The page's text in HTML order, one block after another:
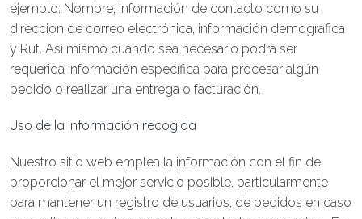
ejemplo: Nombre, información de contacto como su
dirección de correo electrónica, información demográfica
y Rut. Así mismo cuando sea necesario podrá ser
requerida información específica para procesar algún
pedido o realizar una entrega o facturación.
Uso de la información recogida
Nuestro sitio web emplea la información con el fin de
proporcionar el mejor servicio posible, particularmente
para mantener un registro de usuarios, de pedidos en caso